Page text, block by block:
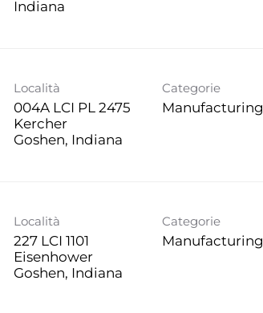
Località
004A LCI PL 2475
Kercher
Categorie
Manufacturing
Località
227 LCI 1101
Eisenhower
Categorie
Manufacturing